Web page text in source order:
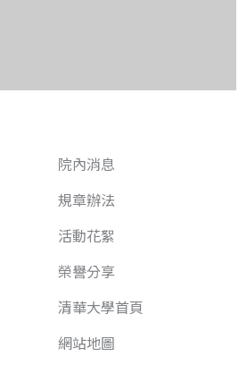
院內消息
規章辦法
活動花絮
榮譽分享
清華大學首頁
網站地圖